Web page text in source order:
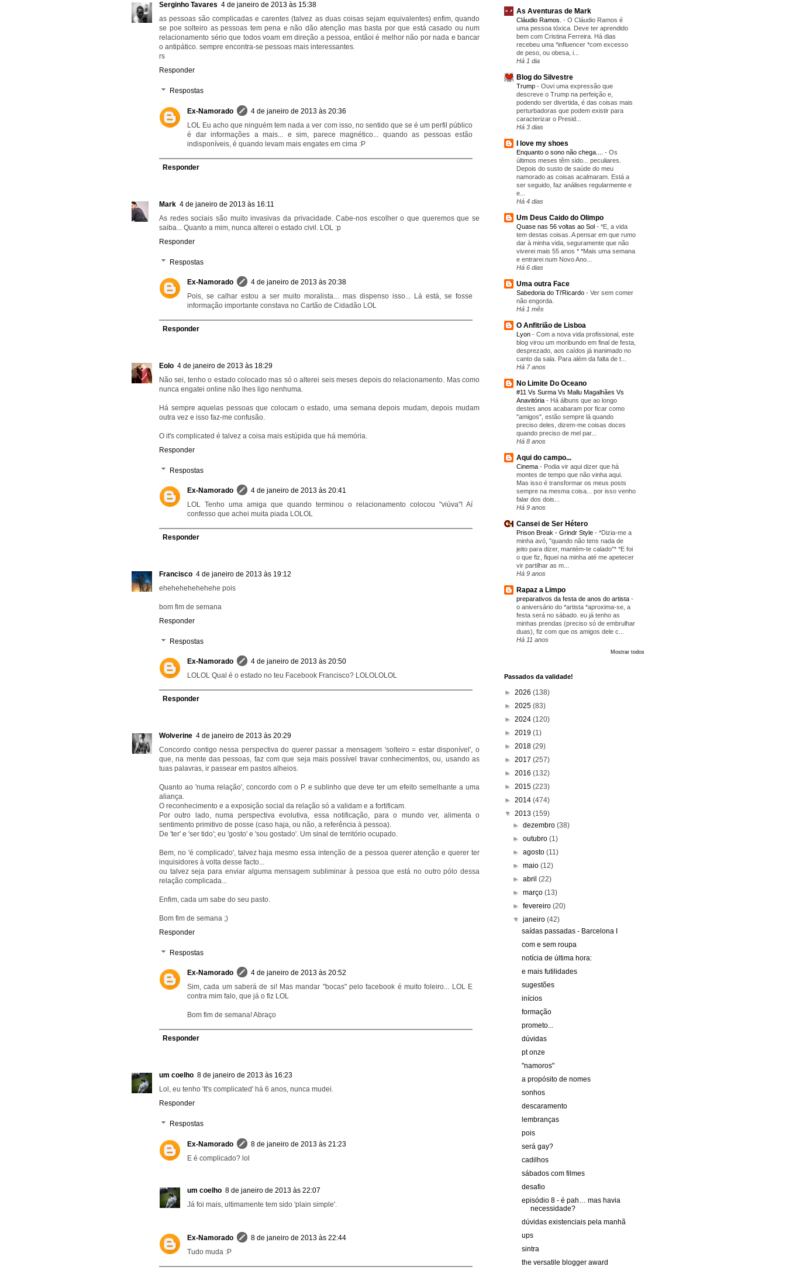
Serginho Tavares 4 de janeiro de 2013 às 15:38
as pessoas são complicadas e carentes (talvez as duas coisas sejam equivalentes) enfim, quando
se poe solteiro as pessoas tem pena e não dão atenção mas basta por que está casado ou num
relacionamento sério que todos voam em direção a pessoa, entãoi é melhor não por nada e bancar
o antipático. sempre encontra-se pessoas mais interessantes.
rs
Responder
Respostas
Ex-Namorado
4 de janeiro de 2013 às 20:36
LOL Eu acho que ninguém tem nada a ver com isso, no sentido que se é um perfil público
é dar informações a mais... e sim, parece magnético... quando as pessoas estão
indisponíveis, é quando levam mais engates em cima :P
Responder
Mark 4 de janeiro de 2013 às 16:11
As redes sociais são muito invasivas da privacidade. Cabe-nos escolher o que queremos que se
saiba... Quanto a mim, nunca alterei o estado civil. LOL :p
Responder
Respostas
Ex-Namorado
4 de janeiro de 2013 às 20:38
Pois, se calhar estou a ser muito moralista... mas dispenso isso... Lá está, se fosse
informação importante constava no Cartão de Cidadão LOL
Responder
Eolo 4 de janeiro de 2013 às 18:29
Não sei, tenho o estado colocado mas só o alterei seis meses depois do relacionamento. Mas como
nunca engatei online não lhes ligo nenhuma.
Há sempre aquelas pessoas que colocam o estado, uma semana depois mudam, depois mudam
outra vez e isso faz-me confusão.
O it's complicated é talvez a coisa mais estúpida que há memória.
Responder
Respostas
Ex-Namorado
4 de janeiro de 2013 às 20:41
LOL Tenho uma amiga que quando terminou o relacionamento colocou "viúva"! Aí
confesso que achei muita piada LOLOL
Responder
Francisco 4 de janeiro de 2013 às 19:12
ehehehehehehehe pois
bom fim de semana
Responder
Respostas
Ex-Namorado
4 de janeiro de 2013 às 20:50
LOLOL Qual é o estado no teu Facebook Francisco? LOLOLOLOL
Responder
Wolverine 4 de janeiro de 2013 às 20:29
Concordo contigo nessa perspectiva do querer passar a mensagem 'solteiro = estar disponível', o
que, na mente das pessoas, faz com que seja mais possível travar conhecimentos, ou, usando as
tuas palavras, ir passear em pastos alheios.
Quanto ao 'numa relação', concordo com o P. e sublinho que deve ter um efeito semelhante a uma
aliança.
O reconhecimento e a exposição social da relação só a validam e a fortificam.
Por outro lado, numa perspectiva evolutiva, essa notificação, para o mundo ver, alimenta o
sentimento primitivo de posse (caso haja, ou não, a referência à pessoa).
De 'ter' e 'ser tido'; eu 'gosto' e 'sou gostado'. Um sinal de território ocupado.
Bem, no 'é complicado', talvez haja mesmo essa intenção de a pessoa querer atenção e querer ter
inquisidores à volta desse facto...
ou talvez seja para enviar alguma mensagem subliminar à pessoa que está no outro pólo dessa
relação complicada...
Enfim, cada um sabe do seu pasto.
Bom fim de semana ;)
Responder
Respostas
Ex-Namorado
4 de janeiro de 2013 às 20:52
Sim, cada um saberá de si! Mas mandar "bocas" pelo facebook é muito foleiro... LOL E
contra mim falo, que já o fiz LOL
Bom fim de semana! Abraço
Responder
um coelho 8 de janeiro de 2013 às 16:23
Lol, eu tenho 'It's complicated' há 6 anos, nunca mudei.
Responder
Respostas
Ex-Namorado
8 de janeiro de 2013 às 21:23
E é complicado? lol
um coelho 8 de janeiro de 2013 às 22:07
Já foi mais, ultimamente tem sido 'plain simple'.
Ex-Namorado
8 de janeiro de 2013 às 22:44
Tudo muda :P
As Aventuras de Mark
Cláudio Ramos. - O Cláudio Ramos é
uma pessoa tóxica. Deve ter aprendido
bem com Cristina Ferreira. Há dias
recebeu uma *influencer *com excesso
de peso, ou obesa, i...
Há 1 dia
Blog do Silvestre
Trump - Ouvi uma expressão que
descreve o Trump na perfeição e,
podendo ser divertida, é das coisas mais
perturbadoras que podem existir para
caracterizar o Presid...
Há 3 dias
I love my shoes
Enquanto o sono não chega.... - Os
últimos meses têm sido... peculiares.
Depois do susto de saúde do meu
namorado as coisas acalmaram. Está a
ser seguido, faz análises regularmente e
e...
Há 4 dias
Um Deus Caido do Olimpo
Quase nas 56 voltas ao Sol - *E, a vida
tem destas coisas. A pensar em que rumo
dar à minha vida, seguramente que não
viverei mais 55 anos * *Mais uma semana
e entrarei num Novo Ano...
Há 6 dias
Uma outra Face
Sabedoria do Ti'Ricardo - Ver sem comer
não engorda.
Há 1 mês
O Anfitrião de Lisboa
Lyon - Com a nova vida profissional, este
blog virou um moribundo em final de festa,
desprezado, aos caídos já inanimado no
canto da sala. Para além da falta de t...
Há 7 anos
No Limite Do Oceano
#11 Vs Surma Vs Mallu Magalhães Vs
Anavitória - Há álbuns que ao longo
destes anos acabaram por ficar como
"amigos", estão sempre lá quando
preciso deles, dizem-me coisas doces
quando preciso de mel par...
Há 8 anos
Aqui do campo...
Cinema - Podia vir aqui dizer que há
montes de tempo que não vinha aqui.
Mas isso é transformar os meus posts
sempre na mesma coisa... por isso venho
falar dos dois...
Há 9 anos
Cansei de Ser Hétero
Prison Break - Grindr Style - *Dizia-me a
minha avó, "quando não tens nada de
jeito para dizer, mantém-te calado"* *E foi
o que fiz, fiquei na minha até me apetecer
vir partilhar as m...
Há 9 anos
Rapaz a Limpo
preparativos da festa de anos do artista -
o aniversário do *artista *aproxima-se, a
festa será no sábado. eu já tenho as
minhas prendas (preciso só de embrulhar
duas), fiz com que os amigos dele c...
Há 11 anos
Mostrar todos
Passados da validade!
► 2026 (138)
► 2025 (83)
► 2024 (120)
► 2019 (1)
► 2018 (29)
► 2017 (257)
► 2016 (132)
► 2015 (223)
► 2014 (474)
▼ 2013 (159)
►dezembro(38)
►outubro(1)
►agosto(11)
►maio(12)
►abril(22)
►março(13)
►fevereiro(20)
▼janeiro(42)
saídas passadas - Barcelona I
com e sem roupa
notícia de última hora:
e mais futilidades
sugestões
inícios
formação
prometo...
dúvidas
pt onze
"namoros"
a propósito de nomes
sonhos
descaramento
lembranças
pois
será gay?
cadilhos
sábados com filmes
desafio
episódio 8 - é pah… mas havia
necessidade?
dúvidas existenciais pela manhã
ups
sintra
the versatile blogger award